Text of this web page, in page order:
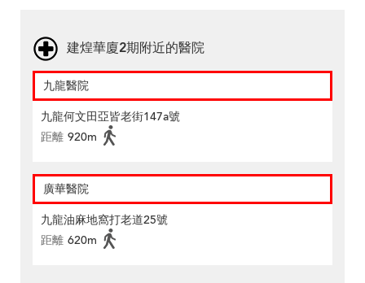
建煌華廈2期附近的醫院
九龍醫院
九龍何文田亞皆老街147a號
距離 920m
廣華醫院
九龍油麻地窩打老道25號
距離 620m